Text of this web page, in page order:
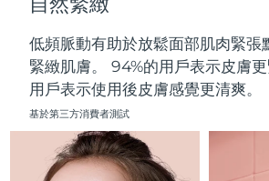
低頻脈動有助於放鬆面部肌肉緊張
緊緻肌膚。 94%的用戶表示皮膚
用戶表示使用後皮膚感覺更清爽。
基於第三方消費者測試
中國澳門特別行政區
馬來西亞 預計
馬爾他
墨西哥